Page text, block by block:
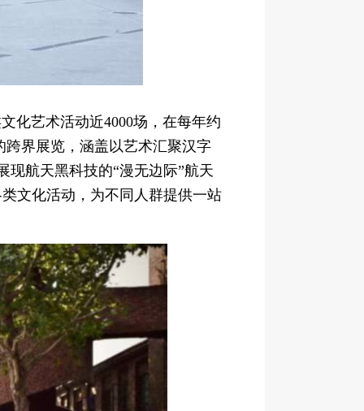
化艺术活动近4000场，在每年约
跨界展览，涵盖以艺术汇聚汉字
现航天黑科技的“漫无边际”航天
文化活动，为不同人群提供一站